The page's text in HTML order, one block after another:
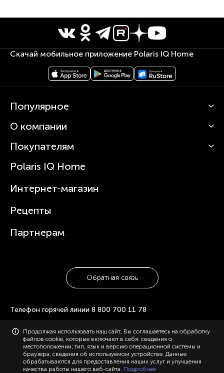
Скачай мобильное приложение Polaris IQ Home
Популярное
Кофемашины
Вертикальные пылесосы
Зубные щетки и ирригаторы
Увлажнители
Посуда
О компании
О Polaris
Статьи
Покупателям
Сервисные центры
Где купить
Polaris IQ Home
Интернет-магазин
Рецепты
Партнерам
Обратная связь
Телефон горячей линии 8 800 700 11 78
© 2006-2026 «Polaris». Все права защищены. Использование
материалов с сайта polaris.ru возможно только с разрешения
администрации, с указанием активной ссылки на сайт.
Конфиденциальность
Карта сайта
Продолжая использовать наш сайт, Вы соглашаетесь на обработку
файлов cookie, которые включают в себя: сведения о
местоположении; тип, язык и версию операционной системы и
браузера; сведения об используемом устройстве. Данные
обрабатываются для предоставления наших услуг и улучшения
качества работы нашего веб-сайта. Подробнее